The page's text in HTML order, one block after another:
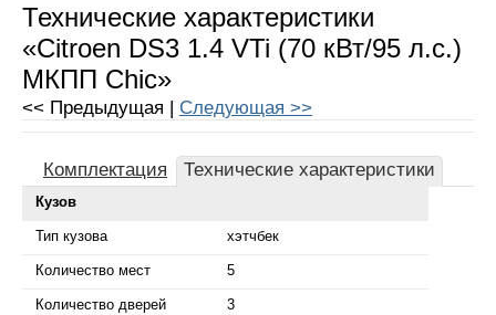
Технические характеристики
«Citroen DS3 1.4 VTi (70 кВт/95 л.с.)
МКПП Chic»
<< Предыдущая | Следующая >>
Комплектация Технические характеристики
Кузов
Тип кузова хэтчбек
Количество мест 5
Количество дверей 3